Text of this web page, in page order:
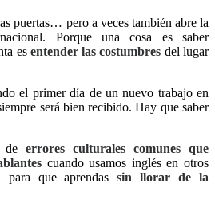
puertas… pero a veces también abre la
Porque una cosa es saber
es entender las costumbres del lugar
el primer día de un nuevo trabajo en
será bien recibido. Hay que saber
de errores culturales comunes que
cuando usamos inglés en otros
para que aprendassin llorar de la